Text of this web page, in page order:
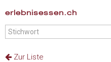
erlebnisessen.ch
Zur Liste